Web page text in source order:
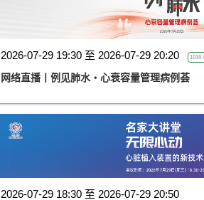
2026-07-29 19:30 至 2026-07-29 20:20 1019
网络直播丨例见肺水・心衰容量管理病例荟
2026-07-29 18:30 至 2026-07-29 20:50